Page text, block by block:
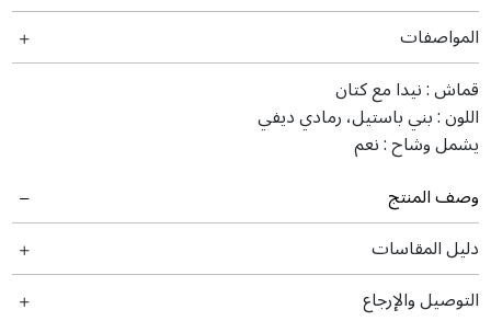
المواصفات
قماش :نيدا مع كتان
اللون :بني باستيل، رمادي ديفي
يشمل وشاح :نعم
وصف المنتج
دليل المقاسات
التوصيل والإرجاع